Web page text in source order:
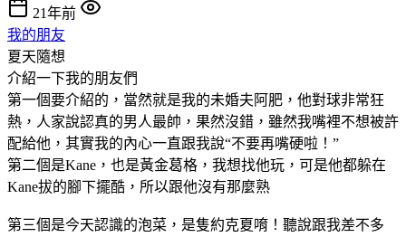
21年前
我的朋友
夏天隨想
介紹一下我的朋友們
第一個要介紹的，當然就是我的未婚夫阿肥，他對球非常狂
熱，人家說認真的男人最帥，果然沒錯，雖然我嘴裡不想被許
配給他，其實我的內心一直跟我說“不要再嘴硬啦！”
第二個是Kane，也是黃金葛格，我想找他玩，可是他都躲在
Kane拔的腳下擺酷，所以跟他沒有那麼熟
第三個是今天認識的泡菜，是隻約克夏唷！聽說跟我差不多